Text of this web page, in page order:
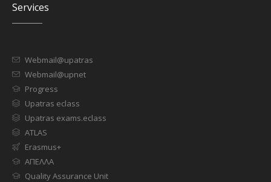
Services
Webmail@upatras
Webmail@upnet
Progress
Upatras eclass
Upatras exams.eclass
ATLAS
Erasmus+
ΑΠΕΛΛΑ
Quality Assurance Unit